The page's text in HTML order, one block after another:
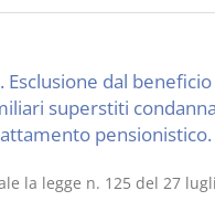
dal
superstiti
pensionistico.
la legge n. 125 del 27